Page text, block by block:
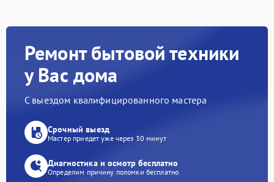
Ремонт бытовой техники
у Вас дома
С выездом квалифицированного мастера
Срочный выезд
Мастер приедет уже через 30 минут
Диагностика и осмотр бесплатно
Определим причину поломки бесплатно